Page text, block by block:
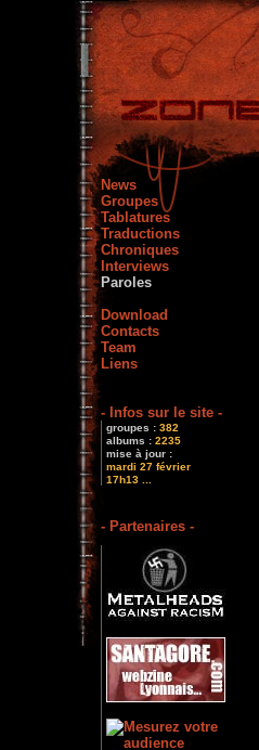
News
Groupes
Tablatures
Traductions
Chroniques
Interviews
Paroles
Download
Contacts
Team
Liens
- Infos sur le site -
groupes : 382
albums : 2235
mise à jour :
mardi 27 février
17h13 ...
- Partenaires -